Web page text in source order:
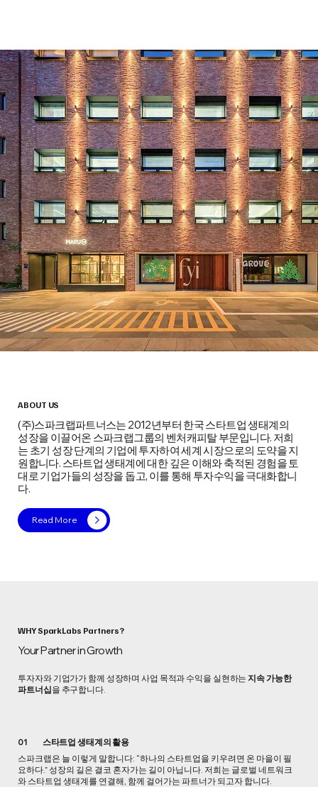
ABOUT US
(주)스파크랩파트너스는 2012년부터 한국 스타트업 생태계의
성장을 이끌어온 스파크랩그룹의 벤처캐피탈 부문입니다. 저희
는 초기 성장 단계의 기업에 투자하여 세계 시장으로의 도약을 지
원합니다. 스타트업 생태계에 대한 깊은 이해와 축적된 경험을 토
대로 기업가들의 성장을 돕고, 이를 통해 투자수익을 극대화합니
다.
Read More
WHY SparkLabs Partners?
Your Partner in Growth
​투자자와 기업가가 함께 성장하며 사업 목적과 수익을 실현하는지속 가능한
파트너십을 추구합니다.
01
스타트업 생태계의 활용
스파크랩은 늘 이렇게 말합니다: “하나의 스타트업을 키우려면 온 마을이 필
요하다.” 성장의 길은 결코 혼자가는 길이 아닙니다. 저희는 글로벌 네트워크
와 스타트업 생태계를 연결해, 함께 걸어가는 파트너가 되고자 합니다.